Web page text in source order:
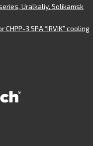
Uralkaliy, Solikamsk
3 SPA “IRVIK” cooling